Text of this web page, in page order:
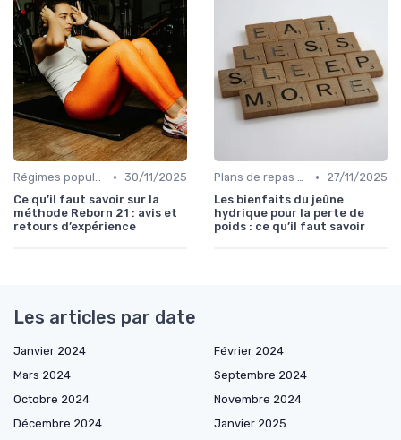
Régimes populaires • 30/11/2025
Ce qu’il faut savoir sur la
méthode Reborn 21 : avis et
retours d’expérience
Plans de repas pour la perte de poids •
27/11/2025
Les bienfaits du jeûne
hydrique pour la perte de
poids : ce qu’il faut savoir
Les articles par date
Janvier 2024
Février 2024
Mars 2024
Septembre 2024
Octobre 2024
Novembre 2024
Décembre 2024
Janvier 2025